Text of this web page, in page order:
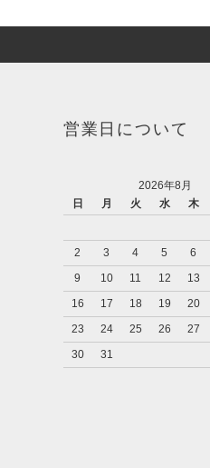
営業日について
2026年8月
日
月 火 水 木
2
3 4 5 6
9
10 11 12 13
16
17 18 19 20
23
24 25 26 27
30
31